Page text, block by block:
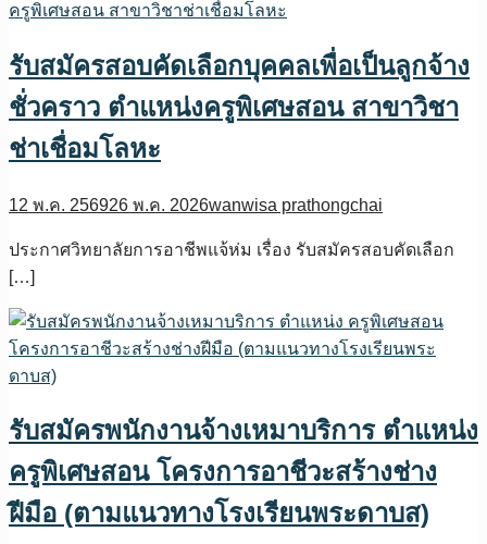
รับสมัครสอบคัดเลือกบุคคลเพื่อเป็นลูกจ้าง
ชั่วคราว ตำแหน่งครูพิเศษสอน สาขาวิชา
ช่าเชื่อมโลหะ
12 พ.ค. 256926 พ.ค. 2026wanwisa prathongchai
ประกาศวิทยาลัยการอาชีพแจ้ห่ม เรื่อง รับสมัครสอบคัดเลือก
[…]
รับสมัครพนักงานจ้างเหมาบริการ ตำแหน่ง
ครูพิเศษสอน โครงการอาชีวะสร้างช่าง
ฝีมือ (ตามแนวทางโรงเรียนพระดาบส)